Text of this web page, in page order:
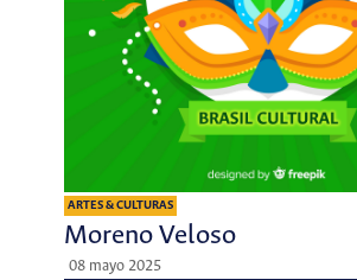
ARTES & CULTURAS
Moreno Veloso
08 mayo 2025